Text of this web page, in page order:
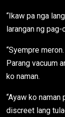
“Ikaw pa nga
larangan ng pag-
“Syempre
Parang vacuum
ko naman.
“Ayaw ko
discreet lang